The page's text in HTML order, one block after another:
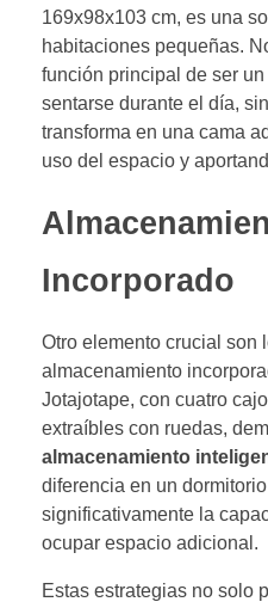
169x98x103 cm, es una
habitaciones pequeñas.
función principal de ser
sentarse durante el día,
transforma en una cama
uso del espacio y
Incorporado
Otro elemento crucial son
almacenamiento
Jotajotape, con cuatro
extraíbles con ruedas,
almacenamiento
diferencia en un
significativamente la
ocupar espacio adicional.
Estas estrategias no solo